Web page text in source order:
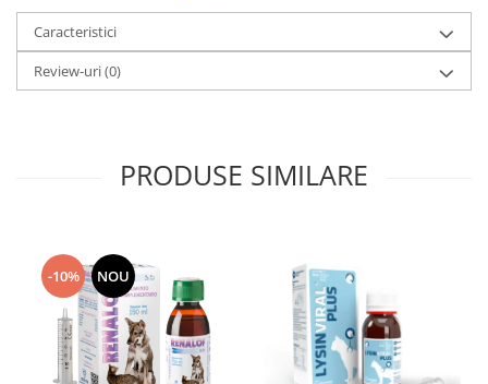
Caracteristici
Review-uri(0)
PRODUSE SIMILARE
-10% NOU